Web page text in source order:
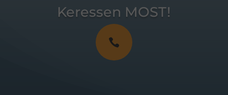
Keressen MOST!
